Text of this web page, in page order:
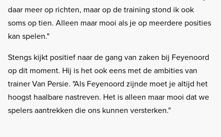
daar meer op richten, maar op de training stond ik ook
soms op tien. Alleen maar mooi als je op meerdere posities
kan spelen."
Stengs kijkt positief naar de gang van zaken bij Feyenoord
op dit moment. Hij is het ook eens met de ambities van
trainer Van Persie. "Als Feyenoord zijnde moet je altijd het
hoogst haalbare nastreven. Het is alleen maar mooi dat we
spelers aantrekken die ons kunnen versterken."